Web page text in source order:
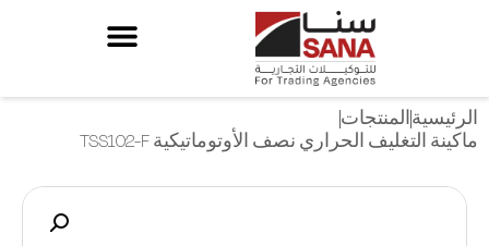
الرئيسيةالمنتجات
ماكينة التغليف الحراري نصف الأوتوماتيكية TSS102-F